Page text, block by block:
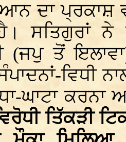
ਦਾ ਪ੍ਰਕਾਸ਼
ਸਤਿਗੁਰਾਂ ਨੇ
(ਜਪੁ ਤੋਂ
ਵਿਧੀ
ਘਾਟਾ ਕਰਨਾ
ਤਿੱਕੜੀ